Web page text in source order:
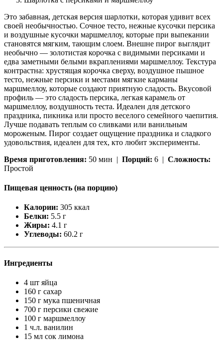
Это забавная, детская версия шарлотки, которая удивит всех
своей необычностью. Сочное тесто, нежные кусочки персика
и воздушные кусочки маршмеллоу, которые при выпекании
становятся мягким, тающим слоем. Внешне пирог выглядит
необычно — золотистая корочка с видимыми персиками и
едва заметными белыми вкраплениями маршмеллоу. Текстура
контрастна: хрустящая корочка сверху, воздушное пышное
тесто, нежные персики и местами мягкие карманы
маршмеллоу, которые создают приятную сладость. Вкусовой
профиль — это сладость персика, легкая карамель от
маршмеллоу, воздушность теста. Идеален для детского
праздника, пикника или просто веселого семейного чаепития.
Лучше подавать теплым со сливками или ванильным
мороженым. Пирог создает ощущение праздника и сладкого
удовольствия, идеален для тех, кто любит эксперименты.
Время приготовления: 50 мин | Порций: 6 | Сложность:
Простой
Пищевая ценность (на порцию)
Калории: 305 ккал
Белки: 5.5 г
Жиры: 4.1 г
Углеводы: 60.2 г
Ингредиенты
4 шт яйца
160 г сахар
150 г мука пшеничная
700 г персики свежие
100 г маршмеллоу
1 ч.л. ванилин
15 мл сок лимона